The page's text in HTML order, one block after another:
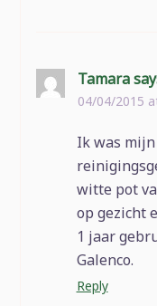
Tamara
04/04/2015
Ik was
witte pot
op gezicht
1 jaar
Galenco.
Reply